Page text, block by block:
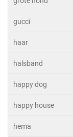
gucci
haar
halsband
happy dog
happy house
hema